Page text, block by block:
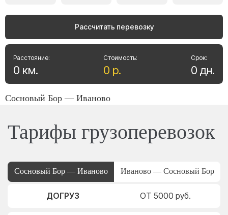
Рассчитать перевозку
Стоимость:
0 р.
Расстояние:
0 км.
Срок:
0 дн.
Сосновый Бор — Иваново
Тарифы грузоперевозок
Сосновый Бор — Иваново Иваново — Сосновый Бор
ДОГРУЗ ОТ 5000 руб.